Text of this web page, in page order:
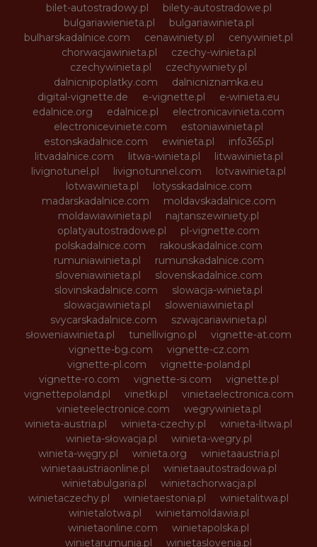
bilet-autostradowy.pl
bilety-autostradowe.pl
bulgariawienieta.pl
bulgariawinieta.pl
bulharskadalnice.com
cenawiniety.pl
cenywiniet.pl
chorwacjawinieta.pl
czechy-winieta.pl
czechywinieta.pl
czechywiniety.pl
dalnicnipoplatky.com
dalnicniznamka.eu
digital-vignette.de
e-vignette.pl
e-winieta.eu
edalnice.org
edalnice.pl
electronicavinieta.com
electroniceviniete.com
estoniawinieta.pl
estonskadalnice.com
ewinieta.pl
info365.pl
litvadalnice.com
litwa-winieta.pl
litwawinieta.pl
livignotunel.pl
livignotunnel.com
lotvawinieta.pl
lotwawinieta.pl
lotysskadalnice.com
madarskadalnice.com
moldavskadalnice.com
moldawiawinieta.pl
najtanszewiniety.pl
oplatyautostradowe.pl
pl-vignette.com
polskadalnice.com
rakouskadalnice.com
rumuniawinieta.pl
rumunskadalnice.com
sloveniawinieta.pl
slovenskadalnice.com
slovinskadalnice.com
slowacja-winieta.pl
slowacjawinieta.pl
sloweniawinieta.pl
svycarskadalnice.com
szwajcariawinieta.pl
słoweniawinieta.pl
tunellivigno.pl
vignette-at.com
vignette-bg.com
vignette-cz.com
vignette-pl.com
vignette-poland.pl
vignette-ro.com
vignette-si.com
vignette.pl
vignettepoland.pl
vinetki.pl
vinietaelectronica.com
vinieteelectronice.com
wegrywinieta.pl
winieta-austria.pl
winieta-czechy.pl
winieta-litwa.pl
winieta-słowacja.pl
winieta-wegry.pl
winieta-węgry.pl
winieta.org
winietaaustria.pl
winietaaustriaonline.pl
winietaautostradowa.pl
winietabulgaria.pl
winietachorwacja.pl
winietaczechy.pl
winietaestonia.pl
winietalitwa.pl
winietalotwa.pl
winietamoldawia.pl
winietaonline.com
winietapolska.pl
winietarumunia.pl
winietaslovenia.pl